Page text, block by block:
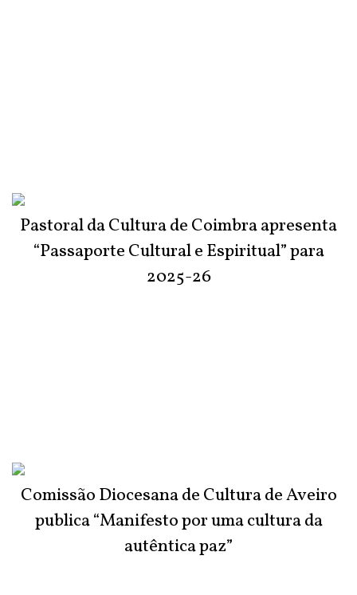
Pastoral da Cultura de Coimbra apresenta
“Passaporte Cultural e Espiritual” para
2025-26
Comissão Diocesana de Cultura de Aveiro
publica “Manifesto por uma cultura da
autêntica paz”